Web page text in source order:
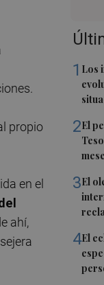
1 Los
2El
3El
4El
propio
en el
ahí,